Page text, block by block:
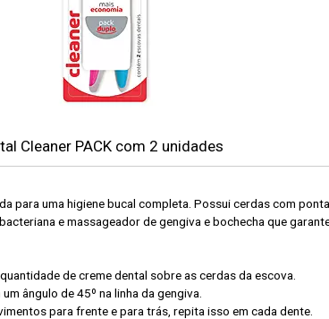
Cleaner PACK com 2 unidades
para uma higiene bucal completa. Possui cerdas com
e massageador de gengiva e bochecha que
de creme dental sobre as cerdas da escova.
ângulo de 45º na linha da gengiva.
para frente e para trás, repita isso em cada dente.